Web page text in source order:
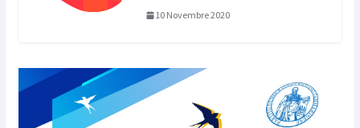
10 Novembre 2020